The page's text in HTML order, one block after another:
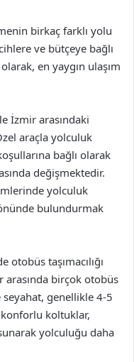
birkaç farklı yolu
ve bütçeye bağlı
en yaygın ulaşım
İzmir arasındaki
araçla yolculuk
bağlı olarak
değişmektedir.
yolculuk
bulundurmak
taşımacılığı
arasında birçok otobüs
genellikle 4-5
koltuklar,
yolculuğu daha